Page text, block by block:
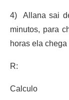
4) Allana sai
minutos, para
horas ela
R: